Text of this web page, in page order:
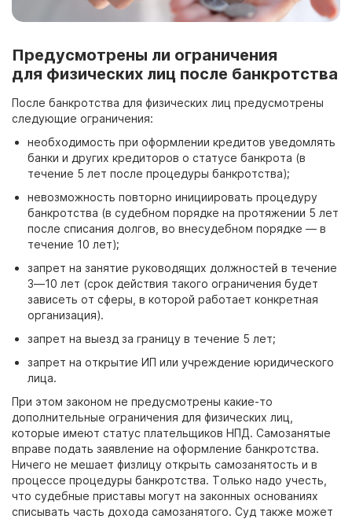
Предусмотрены ли ограничения
для физических лиц после банкротства
После банкротства для физических лиц предусмотрены
следующие ограничения:
необходимость при оформлении кредитов уведомлять
банки и других кредиторов о статусе банкрота (в
течение 5 лет после процедуры банкротства);
невозможность повторно инициировать процедуру
банкротства (в судебном порядке на протяжении 5 лет
после списания долгов, во внесудебном порядке — в
течение 10 лет);
запрет на занятие руководящих должностей в течение
3—10 лет (срок действия такого ограничения будет
зависеть от сферы, в которой работает конкретная
организация).
запрет на выезд за границу в течение 5 лет;
запрет на открытие ИП или учреждение юридического
лица.
При этом законом не предусмотрены какие-то
дополнительные ограничения для физических лиц,
которые имеют статус плательщиков НПД. Самозанятые
вправе подать заявление на оформление банкротства.
Ничего не мешает физлицу открыть самозанятость и в
процессе процедуры банкротства. Только надо учесть,
что судебные приставы могут на законных основаниях
списывать часть дохода самозанятого. Суд также может